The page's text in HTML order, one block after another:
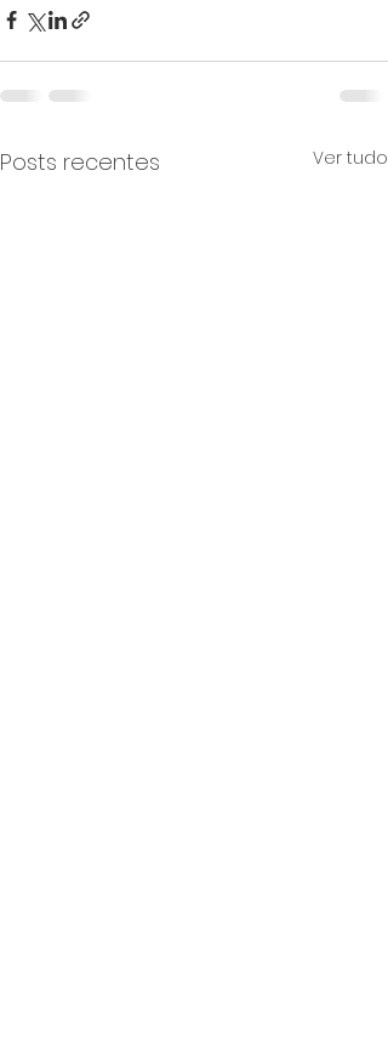
Posts recentes Ver tudo